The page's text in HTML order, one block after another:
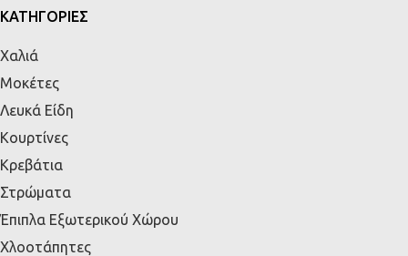
ΚΑΤΗΓΟΡΙΕΣ
Χαλιά
Μοκέτες
Λευκά Είδη
Κουρτίνες
Κρεβάτια
Στρώματα
Έπιπλα Εξωτερικού Χώρου
Χλοοτάπητες